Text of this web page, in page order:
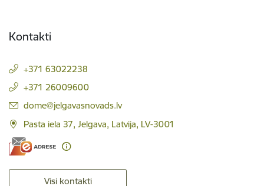
Kontakti
+371 63022238
+371 26009600
E-pasts:
dome@jelgavasnovads.lv
Pasta iela 37, Jelgava, Latvija, LV-3001
Visi kontakti